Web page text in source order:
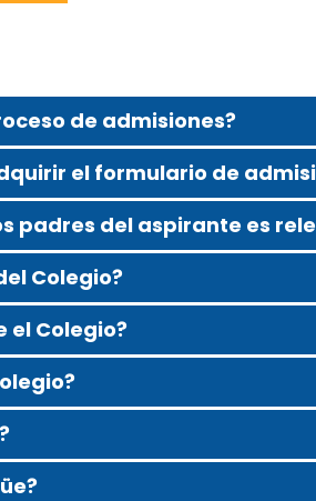
de admisiones?
el formulario de
padres del aspirante es
Colegio?
el Colegio?